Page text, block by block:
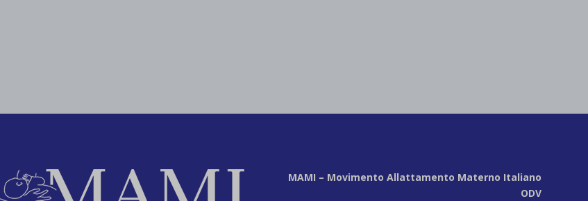
MAMI – Movimento Allattamento Materno Italiano
ODV